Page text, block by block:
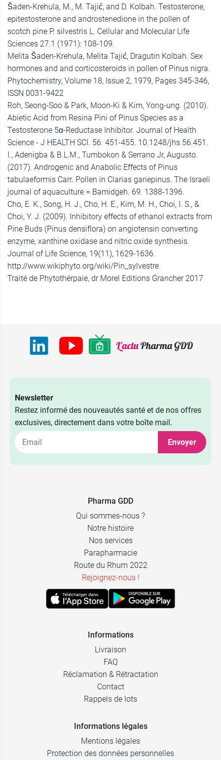
Šaden-Krehula, M., M. Tajić, and D. Kolbah. Testosterone,
epitestosterone and androstenedione in the pollen of
scotch pine P. silvestris L. Cellular and Molecular Life
Sciences 27.1 (1971): 108-109.
Melita Šaden-Krehula, Melita Tajić, Dragutin Kolbah. Sex
hormones and and corticosteroids in pollen of Pinus nigra.
Phytochemistry, Volume 18, Issue 2, 1979, Pages 345-346,
ISSN 0031-9422
Roh, Seong-Soo & Park, Moon-Ki & Kim, Yong-ung. (2010).
Abietic Acid from Resina Pini of Pinus Species as a
Testosterone 5α-Reductase Inhibitor. Journal of Health
Science - J HEALTH SCI. 56. 451-455. 10.1248/jhs.56.451.
I., Adenigba & B.L.M., Tumbokon & Serrano Jr, Augusto.
(2017). Androgenic and Anabolic Effects of Pinus
tabulaeformis Carr. Pollen in Clarias gariepinus. The Israeli
journal of aquaculture = Bamidgeh. 69. 1388-1396.
Cho, E. K., Song, H. J., Cho, H. E., Kim, M. H., Choi, I. S., &
Choi, Y. J. (2009). Inhibitory effects of ethanol extracts from
Pine Buds (Pinus densiflora) on angiotensin converting
enzyme, xanthine oxidase and nitric oxide synthesis.
Journal of Life Science, 19(11), 1629-1636.
http://www.wikiphyto.org/wiki/Pin_sylvestre
Traité de Phytothérpaie, dr Morel Editions Grancher 2017
Newsletter
Restez informé des nouveautés santé et de nos offres
exclusives, directement dans votre boîte mail.
Envoyer
Pharma GDD
Qui sommes-nous ?
Notre histoire
Nos services
Parapharmacie
Route du Rhum 2022
Rejoignez-nous !
Informations
Livraison
FAQ
Réclamation & Rétractation
Contact
Rappels de lots
Informations légales
Mentions légales
Protection des données personnelles